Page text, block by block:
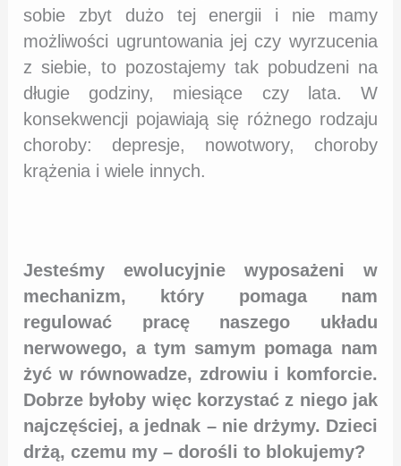
sobie zbyt dużo tej energii i nie mamy
możliwości ugruntowania jej czy wyrzucenia
z siebie, to pozostajemy tak pobudzeni na
długie godziny, miesiące czy lata. W
konsekwencji pojawiają się różnego rodzaju
choroby: depresje, nowotwory, choroby
krążenia i wiele innych.
Jesteśmy ewolucyjnie wyposażeni w
mechanizm, który pomaga nam
regulować pracę naszego układu
nerwowego, a tym samym pomaga nam
żyć w równowadze, zdrowiu i komforcie.
Dobrze byłoby więc korzystać z niego jak
najczęściej, a jednak – nie drżymy. Dzieci
drżą, czemu my – dorośli to blokujemy?